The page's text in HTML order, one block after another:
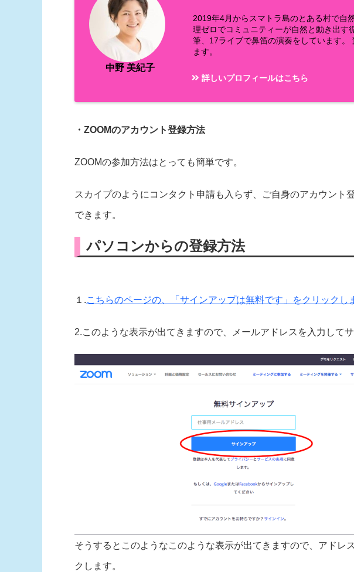
中野 美紀子
2019年4月からスマトラ島のとある村で自
理ゼロでコミュニティーが自然と動き出す
筆、17ライブで鼻笛の演奏をしています
ます。
詳しいプロフィールはこちら
・ZOOMのアカウント登録方法
ZOOMの参加方法はとっても簡単です。
スカイプのようにコンタクト申請も入らず、ご自身のアカウント
できます。
パソコンからの登録方法
１.こちらのページの、「サインアップは無料です」をクリックし
2.このような表示が出てきますので、メールアドレスを入力して
そうするとこのようなこのような表示が出てきますので、アドレ
クします。